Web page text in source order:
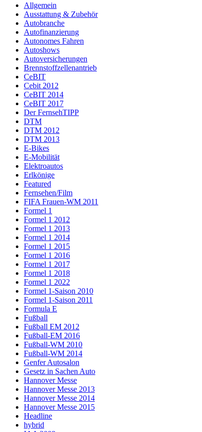
Allgemein
Ausstattung & Zubehör
Autobranche
Autofinanzierung
Autonomes Fahren
Autoshows
Autoversicherungen
Brennstoffzellenantrieb
CeBIT
Cebit 2012
CeBIT 2014
CeBIT 2017
Der FernsehTIPP
DTM
DTM 2012
DTM 2013
E-Bikes
E-Mobilität
Elektroautos
Erlkönige
Featured
Fernsehen/Film
FIFA Frauen-WM 2011
Formel 1
Formel 1 2012
Formel 1 2013
Formel 1 2014
Formel 1 2015
Formel 1 2016
Formel 1 2017
Formel 1 2018
Formel 1 2022
Formel 1-Saison 2010
Formel 1-Saison 2011
Formula E
Fußball
Fußball EM 2012
Fußball-EM 2016
Fußball-WM 2010
Fußball-WM 2014
Genfer Autosalon
Gesetz in Sachen Auto
Hannover Messe
Hannover Messe 2013
Hannover Messe 2014
Hannover Messe 2015
Headline
hybrid